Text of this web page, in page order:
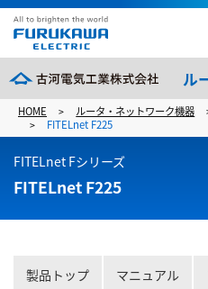
ル
製品・サービスラインナップ
ファームウエア
マニュアル&カタログ
HOME > ルータ・ネットワーク機器
> FITELnet F225
FITELnet Fシリーズ
FITELnet F225
製品トップ マニュアル